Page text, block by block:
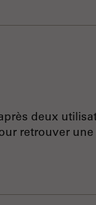
deux
retrouver une